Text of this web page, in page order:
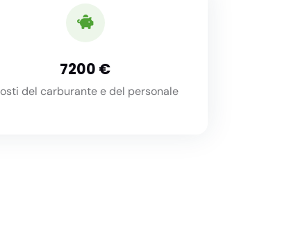
8000
del carburante e del personale